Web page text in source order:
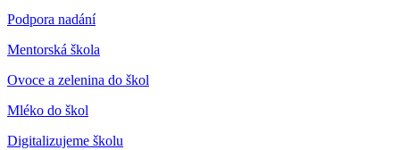
Podpora nadání
Mentorská škola
Ovoce a zelenina do škol
Mléko do škol
Digitalizujeme školu